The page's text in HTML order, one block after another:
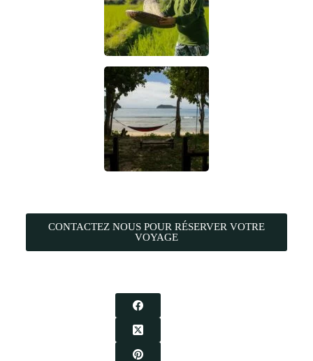
CONTACTEZ NOUS POUR RÉSERVER VOTRE
VOYAGE